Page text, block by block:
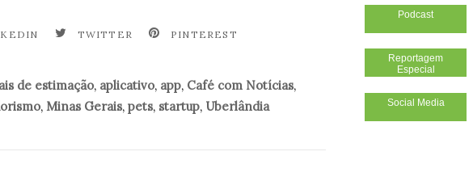
TWITTER PINTEREST
de estimação, aplicativo, app, Café com Notícias,
, Minas Gerais, pets, startup, Uberlândia
Podcast
Reportagem
Especial
Social Media